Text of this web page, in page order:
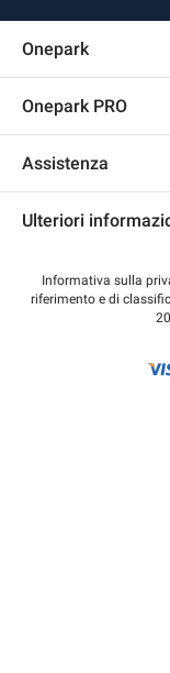
Onepark
Onepark PRO
Accedi all'area partner
Assistenza
Pagare per il
Ulteriori
Informativa sulla
riferimento e di